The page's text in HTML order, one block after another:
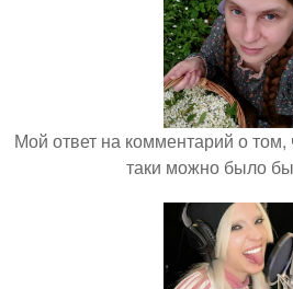
Мой ответ на комментарий о
таки можно было